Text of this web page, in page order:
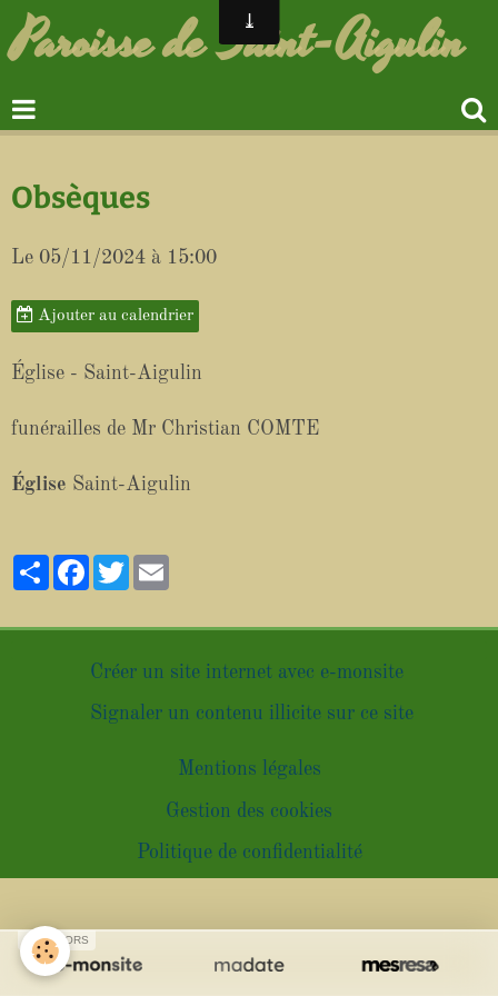
Paroisse de Saint-Aigulin
Obsèques
Le 05/11/2024 à 15:00
Ajouter au calendrier
Église - Saint-Aigulin
funérailles de Mr Christian COMTE
Église Saint-Aigulin
PartagerFacebook
Twitter
Créer un site internet avec e-monsite
Signaler un contenu illicite sur ce site
Mentions légales
Gestion des cookies
Politique de confidentialité
SPONSORS